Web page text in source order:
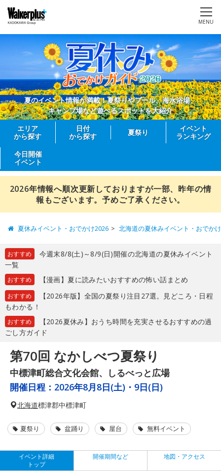
MENU
夏のイベント情報が満載！夏祭りやプール、海水浴場、
キャンプ場など遊べるスポットを大紹介
エリア
から探す
日付
から探す
夏祭り
イベント
ランキング
今日開催
イベント
2026年情報へ順次更新しておりますが一部、昨年の情
報もございます。予めご了承ください。
夏休みイベント・おでかけ2026 北海道の夏休みイベント・おでか
おすすめ
今週末8/8(土)～8/9(日)開催の北海道の夏休みイベント
一覧
おすすめ 【漫画】夏に読みたいおすすめの怖い話まとめ
おすすめ
【2026年版】全国の夏祭り注目27選。見どころ・日程
もわかる！
おすすめ
【2026夏休み】おうち時間を充実させるおすすめの過
ごし方ガイド
第70回 なかしべつ夏祭り
中標津町総合文化会館、しるべっと広場
開催日程： 2026年8月8日(土)・9日(日)
北海道標津郡中標津町
夏祭り 盆踊り 屋台 無料イベント
イベント詳細
トップ
開催期間など 地図・アクセス